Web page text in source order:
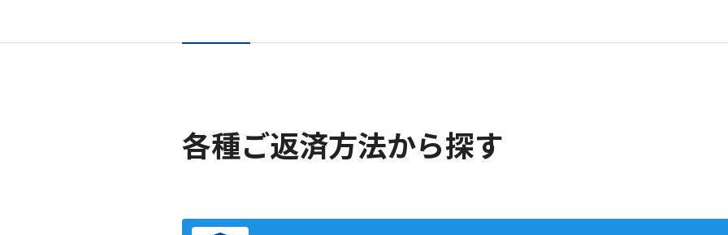
各種ご返済方法から探す